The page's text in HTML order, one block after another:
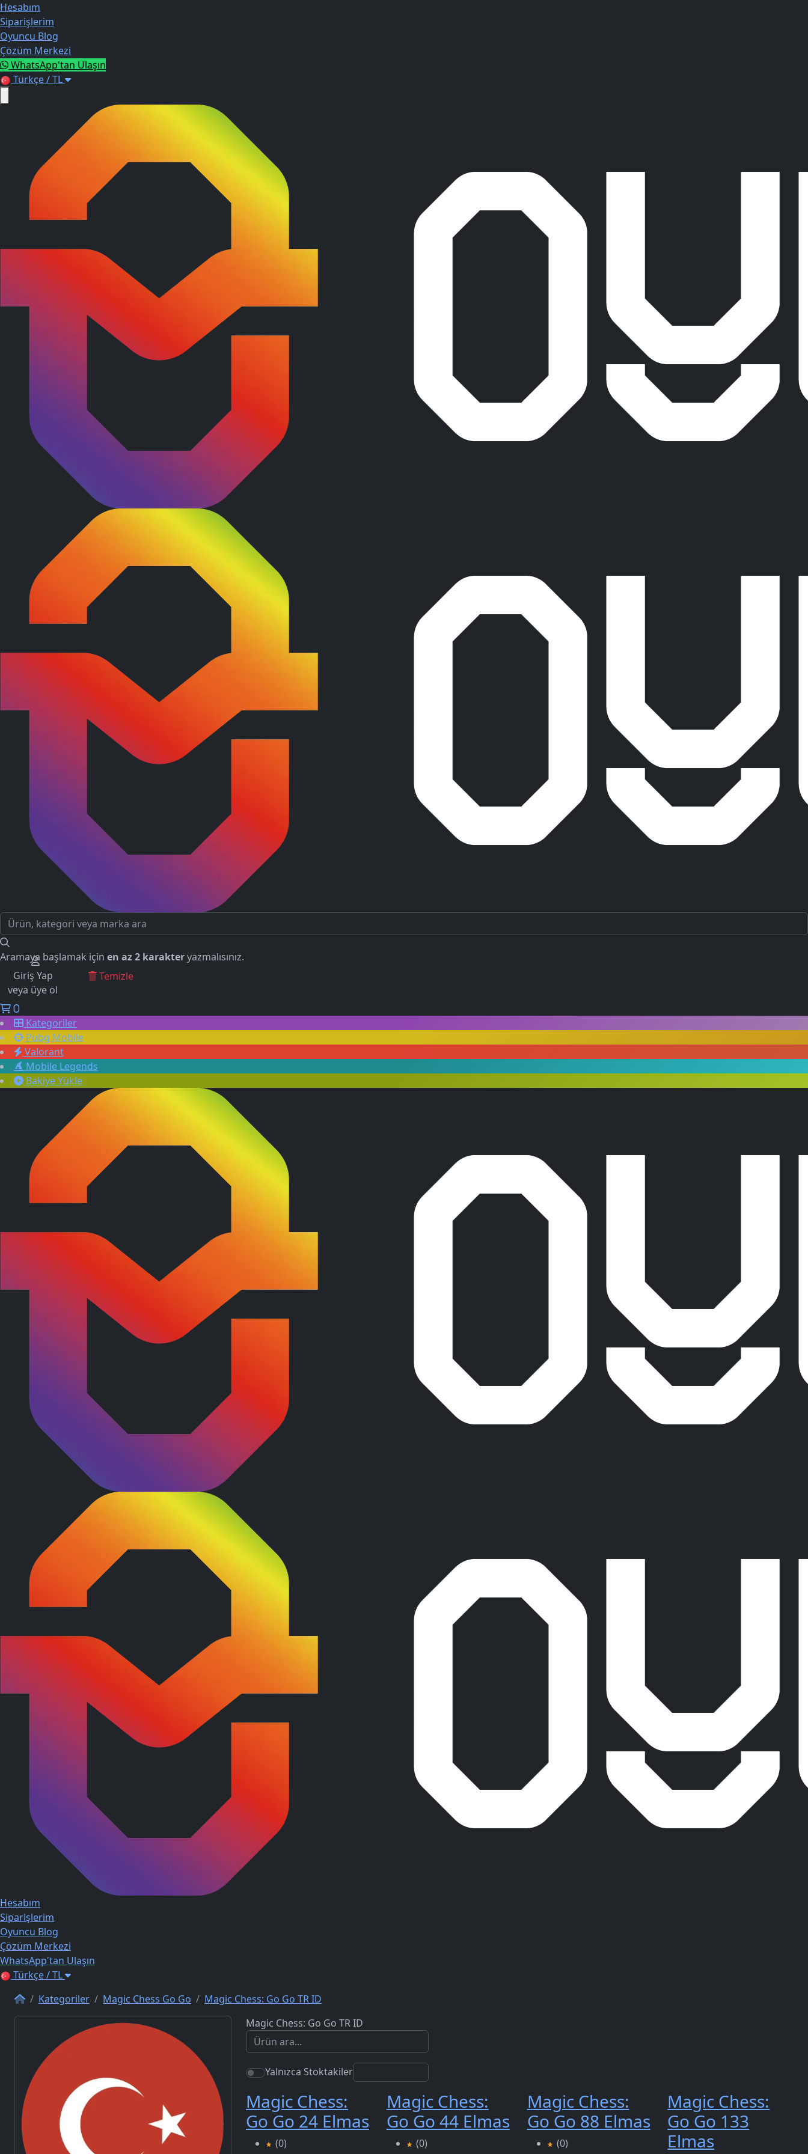
Hesabım
Siparişlerim
Oyuncu Blog
Çözüm Merkezi
WhatsApp'tan Ulaşın
Türkçe / TL
Aramaya başlamak için en az 2 karakteryazmalısınız.
GEÇMİŞ ARAMALAR
Temizle
Giriş Yap
veya üye ol
0
Kategoriler
Pubg Mobile
Valorant
Mobile Legends
Bakiye Yükle
Hesabım
Siparişlerim
Oyuncu Blog
Çözüm Merkezi
WhatsApp'tan Ulaşın
Türkçe / TL
Kategoriler
Magic Chess Go Go
Magic Chess: Go Go TR ID
Magic Chess: Go Go TR ID
Yalnızca Stoktakiler
Magic Chess:
Go Go 24 Elmas
(0)
Magic Chess:
Go Go 44 Elmas
(0)
Magic Chess:
Go Go 88 Elmas
(0)
Magic Chess:
Go Go 133
Elmas